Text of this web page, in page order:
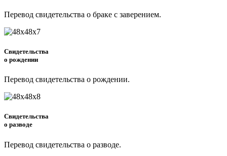
Перевод свидетельства о браке с заверением.
Свидетельства
о рождении
Перевод свидетельства о рождении.
Свидетельства
о разводе
Перевод свидетельства о разводе.